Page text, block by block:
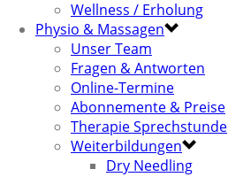
Wellness / Erholung
Physio & Massagen
Unser Team
Fragen & Antworten
Online-Termine
Abonnemente & Preise
Therapie Sprechstunde
Weiterbildungen
Dry Needling